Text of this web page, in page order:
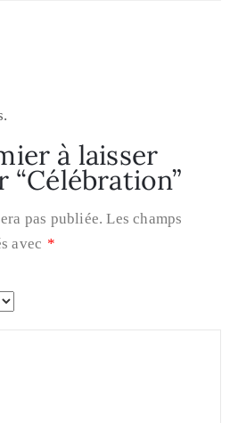
à laisser
“Célébration”
pas publiée. Les champs
avec *